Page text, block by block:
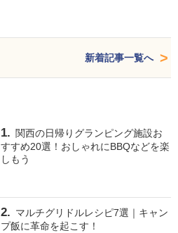
新着記事一覧へ
関西の日帰りグランピング施設お
すすめ20選！おしゃれにBBQなどを楽
しもう
マルチグリドルレシピ7選｜キャン
プ飯に革命を起こす！